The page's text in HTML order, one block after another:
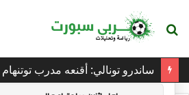
بحث
توصيات :
باقة متميزة VIP (كود: AA38045):